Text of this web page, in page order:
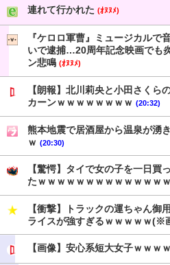
連れて行かれた (ｵﾇﾇﾒ)
『ケロロ軍曹』ミュージカルで
いで逮捕…20周年記念映画でも
ン悲鳴 (ｵﾇﾇﾒ)
【朗報】北川莉央と小田さくら
カーンｗｗｗｗｗｗｗｗ (20:32)
熊本地震で居酒屋から温泉が湧
ｗ (20:30)
【驚愕】タイで女の子を一日買
たｗｗｗｗｗｗｗｗｗｗｗｗｗ
【衝撃】トラックの運ちゃん御
ライスが強すぎるｗｗｗｗｗ(※
【画像】安心系短大女子ｗｗｗ